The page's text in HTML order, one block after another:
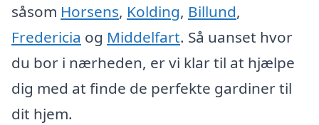
såsom Horsens, Kolding, Billund,
Fredericia og Middelfart. Så uanset hvor
du bor i nærheden, er vi klar til at hjælpe
dig med at finde de perfekte gardiner til
dit hjem.